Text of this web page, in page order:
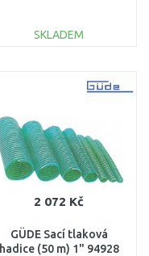
SKLADEM
2 072 Kč
GÜDE Sací tlaková
hadice (50 m) 1" 94928